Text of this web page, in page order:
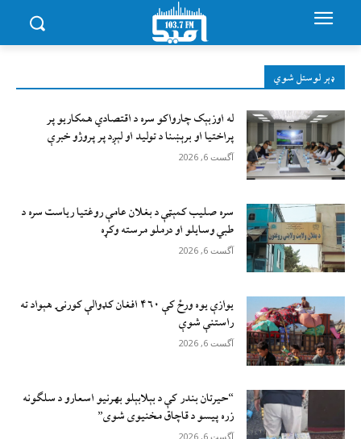
ډېر لوستل شوي
له اوزبېک چارواکو سره د اقتصادي همکاریو پر
پراختیا او برېښنا د تولید او لېږد پر پروژو خبرې
آگست 6, 2026
سره صلیب کمېټې د بغلان عامې روغتیا ریاست سره د
طبي وسایلو او درملو مرسته وکړه
آگست 6, 2026
يوازې یوه ورځ کې ۴۶۰ افغان کډوالې کورنۍ هېواد ته
راستنې شوې
آگست 6, 2026
“حیرتان بندر کې د بېلابېلو بهرنیو اسعارو د سلګونه
زره پيسو د قاچاق مخنیوی شوی”
آگست 6, 2026